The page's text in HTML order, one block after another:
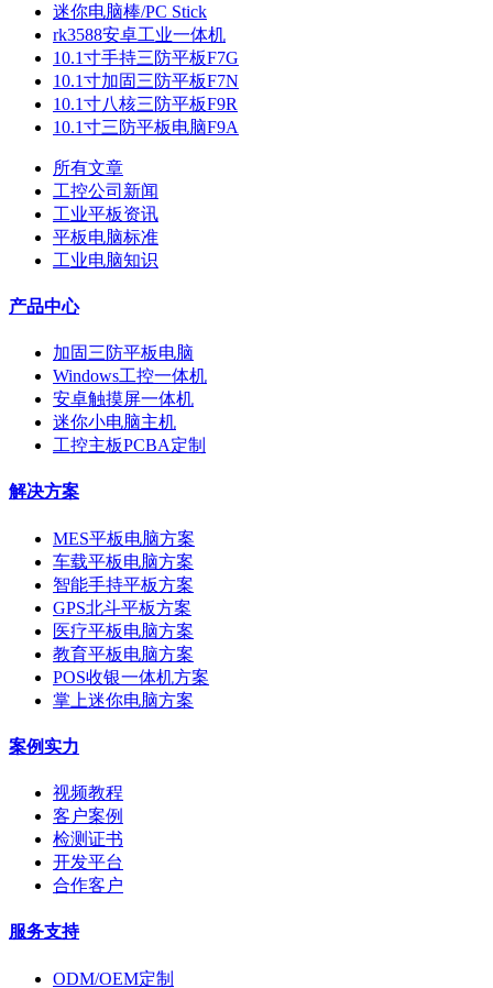
迷你电脑棒/PC Stick
rk3588安卓工业一体机
10.1寸手持三防平板F7G
10.1寸加固三防平板F7N
10.1寸八核三防平板F9R
10.1寸三防平板电脑F9A
所有文章
工控公司新闻
工业平板资讯
平板电脑标准
工业电脑知识
产品中心
加固三防平板电脑
Windows工控一体机
安卓触摸屏一体机
迷你小电脑主机
工控主板PCBA定制
解决方案
MES平板电脑方案
车载平板电脑方案
智能手持平板方案
GPS北斗平板方案
医疗平板电脑方案
教育平板电脑方案
POS收银一体机方案
掌上迷你电脑方案
案例实力
视频教程
客户案例
检测证书
开发平台
合作客户
服务支持
ODM/OEM定制